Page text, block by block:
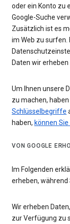
oder ein Konto zu
Google-Suche
Zusätzlich ist es
im Web zu surfen.
Daten wir
Um Ihnen unsere
zu machen,
Schlüsselbegriffe
haben, können
VON GOOGLE
Im Folgenden
erheben, während
Wir erheben
zur Verfügung zu